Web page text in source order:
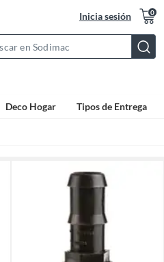
Inicia sesión 0
Bar
Deco Hogar Tipos de Entrega